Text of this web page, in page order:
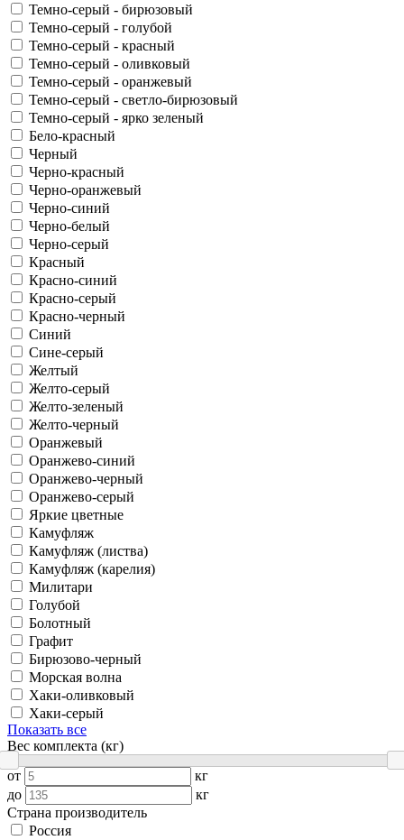
Темно-серый - бирюзовый
Темно-серый - голубой
Темно-серый - красный
Темно-серый - оливковый
Темно-серый - оранжевый
Темно-серый - светло-бирюзовый
Темно-серый - ярко зеленый
Бело-красный
Черный
Черно-красный
Черно-оранжевый
Черно-синий
Черно-белый
Черно-серый
Красный
Красно-синий
Красно-серый
Красно-черный
Синий
Сине-серый
Желтый
Желто-серый
Желто-зеленый
Желто-черный
Оранжевый
Оранжево-синий
Оранжево-черный
Оранжево-серый
Яркие цветные
Камуфляж
Камуфляж (листва)
Камуфляж (карелия)
Милитари
Голубой
Болотный
Графит
Бирюзово-черный
Морская волна
Хаки-оливковый
Хаки-серый
Показать все
Вес комплекта (кг)
от
кг
до
кг
Страна производитель
Россия